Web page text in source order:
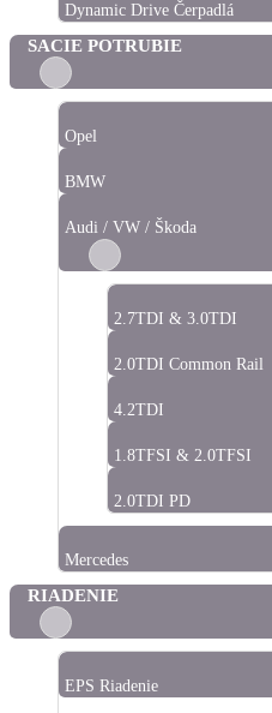
Dynamic Drive Čerpadlá
SACIE POTRUBIE
Opel
BMW
Audi / VW / Škoda
2.7TDI & 3.0TDI
2.0TDI Common Rail
4.2TDI
1.8TFSI & 2.0TFSI
2.0TDI PD
Mercedes
RIADENIE
EPS Riadenie